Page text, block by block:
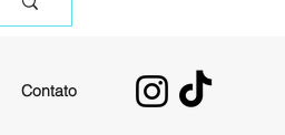
Contato